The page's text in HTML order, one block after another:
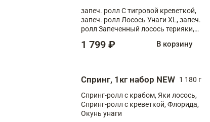
запеч. ролл С тигровой креветкой,
запеч. ролл Лосось Унаги XL, запеч.
ролл Запеченный лосось терияки,
1 799 ₽ В корзину
Спринг, 1кг набор NEW 1 180 г
Спринг-ролл с крабом, Яки лосось,
Спринг-ролл с креветкой, Флорида,
Окунь унаги